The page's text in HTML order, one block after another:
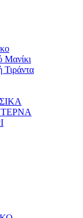
Μανίκι
Τιράντα